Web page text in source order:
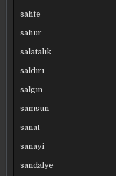
sahte
sahur
salatalık
saldırı
salgın
samsun
sanat
sanayi
sandalye